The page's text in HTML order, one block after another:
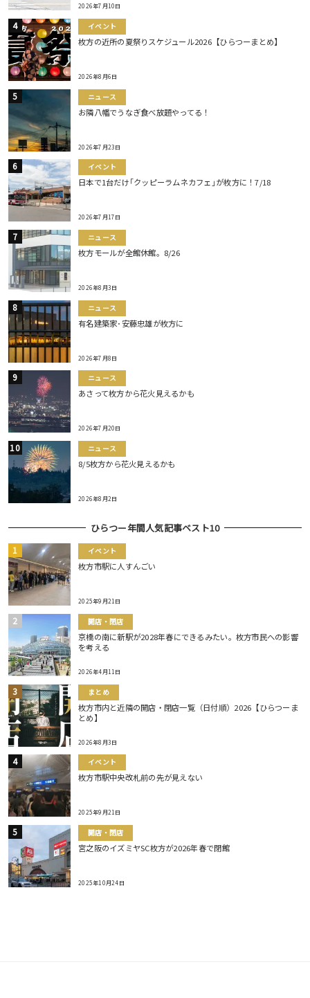
2026年7月10日
イベント
枚方の近所の夏祭りスケジュール2026【ひらつーまとめ】
2026年8月6日
ニュース
お隣八幡でうなぎ食べ放題やってる！
2026年7月23日
イベント
日本で1台だけ｢クッピーラムネカフェ｣が枚方に！7/18
2026年7月17日
ニュース
枚方モールが全館休館。8/26
2026年8月3日
ニュース
有名建築家･安藤忠雄が枚方に
2026年7月8日
ニュース
あさって枚方から花火見えるかも
2026年7月20日
ニュース
8/5枚方から花火見えるかも
2026年8月2日
ひらつー年間人気記事ベスト10
イベント
枚方市駅に人すんごい
2025年9月21日
開店・閉店
京橋の南に新駅が2028年春にできるみたい。枚方市民への影響
を考える
2026年4月11日
まとめ
枚方市内と近隣の開店・閉店一覧（日付順）2026【ひらつーま
とめ】
2026年8月3日
イベント
枚方市駅中央改札前の先が見えない
2025年9月21日
開店・閉店
宮之阪のイズミヤSC枚方が2026年春で閉館
2025年10月24日